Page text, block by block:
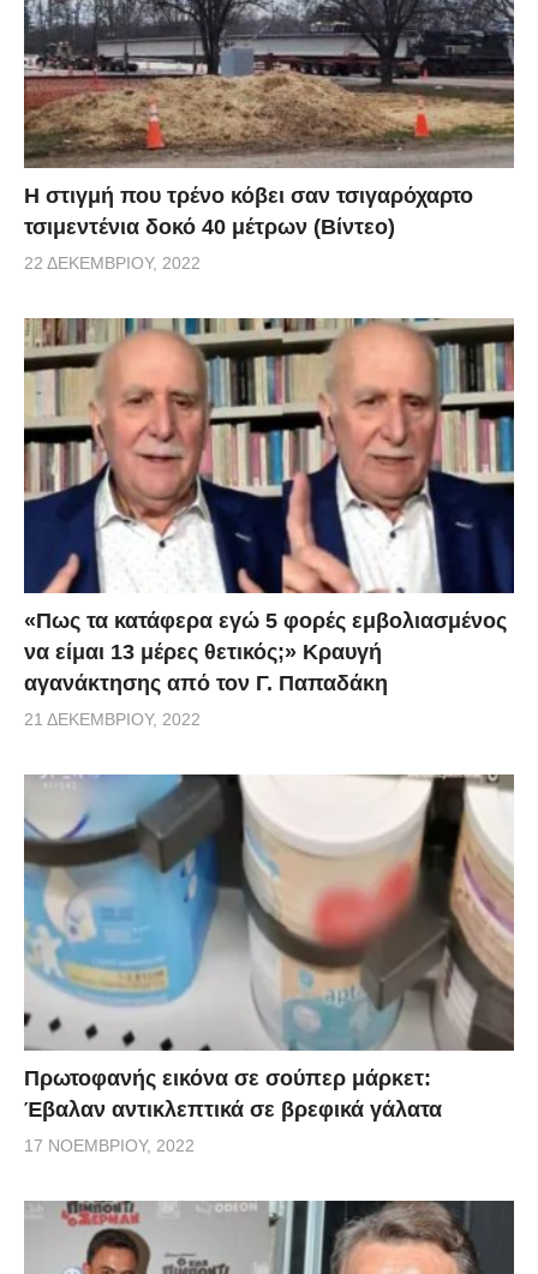
H στιγμή που τρένο κόβει σαν τσιγαρόχαρτο
τσιμεντένια δοκό 40 μέτρων (Βίντεο)
22 ΔΕΚΕΜΒΡΊΟΥ, 2022
«Πως τα κατάφερα εγώ 5 φορές εμβoλιασμένος
να είμαι 13 μέρες θετικός;» Κραυγή
αγανάκτησης από τον Γ. Παπαδάκη
21 ΔΕΚΕΜΒΡΊΟΥ, 2022
Πρωτοφανής εικόνα σε σούπερ μάρκετ:
Έβαλαν αντικλεπτικά σε βρεφικά γάλατα
17 ΝΟΕΜΒΡΊΟΥ, 2022